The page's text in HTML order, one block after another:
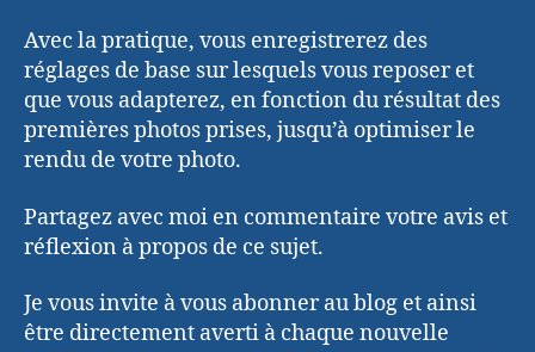
Avec la pratique, vous enregistrerez des
réglages de base sur lesquels vous reposer et
que vous adapterez, en fonction du résultat des
premières photos prises, jusqu’à optimiser le
rendu de votre photo.
Partagez avec moi en commentaire votre avis et
réflexion à propos de ce sujet.
Je vous invite à vous abonner au blog et ainsi
être directement averti à chaque nouvelle